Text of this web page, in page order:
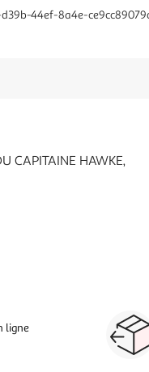
44ef-8a4e-
CAPITAINE HAWKE,
ligne